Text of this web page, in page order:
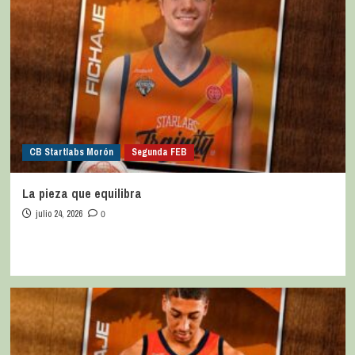
CB Startlabs Morón Segunda FEB
La pieza que equilibra
julio 24, 2026 0